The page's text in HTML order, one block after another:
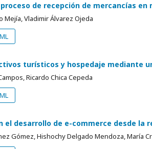
de recepción de mercancías en
Mejía, Vladimir Álvarez Ojeda
turísticos y hospedaje mediante
Ricardo Chica Cepeda
el desarrollo de e-commerce desde la
Gómez, Hishochy Delgado Mendoza, María